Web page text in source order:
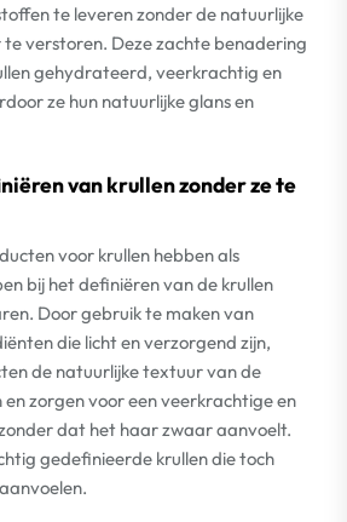
te leveren zonder de natuurlijke
verstoren. Deze zachte benadering
gehydrateerd, veerkrachtig en
ze hun natuurlijke glans en
van krullen zonder ze te
voor krullen hebben als
bij het definiëren van de krullen
Door gebruik te maken van
die licht en verzorgend zijn,
de natuurlijke textuur van de
zorgen voor een veerkrachtige en
dat het haar zwaar aanvoelt.
gedefinieerde krullen die toch